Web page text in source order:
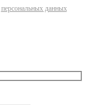
персональных данных